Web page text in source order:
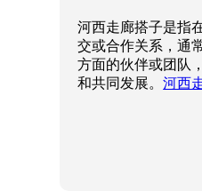
河西走廊搭子是指
交或合作关系，通
方面的伙伴或团队
和共同发展。河西